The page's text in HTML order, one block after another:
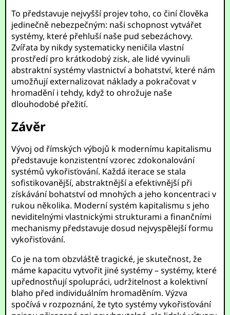
To představuje nejvyšší projev toho, co činí člověka
jedinečně nebezpečným: naši schopnost vytvářet
systémy, které přehluší naše pud sebezáchovy.
Zvířata by nikdy systematicky neničila vlastní
prostředí pro krátkodobý zisk, ale lidé vyvinuli
abstraktní systémy vlastnictví a bohatství, které nám
umožňují externalizovat náklady a pokračovat v
hromadění i tehdy, když to ohrožuje naše
dlouhodobé přežití.
Závěr
Vývoj od římských výbojů k modernímu kapitalismu
představuje konzistentní vzorec zdokonalování
systémů vykořisťování. Každá iterace se stala
sofistikovanější, abstraktnější a efektivnější při
získávání bohatství od mnohých a jeho koncentraci v
rukou několika. Moderní systém kapitalismu s jeho
neviditelnými vlastnickými strukturami a finančními
mechanismy představuje dosud nejvyspělejší formu
vykořisťování.
Co je na tom obzvláště tragické, je skutečnost, že
máme kapacitu vytvořit jiné systémy – systémy, které
upřednostňují spolupráci, udržitelnost a kolektivní
blaho před individuálním hromaděním. Výzva
spočívá v rozpoznání, že tyto systémy vykořisťování